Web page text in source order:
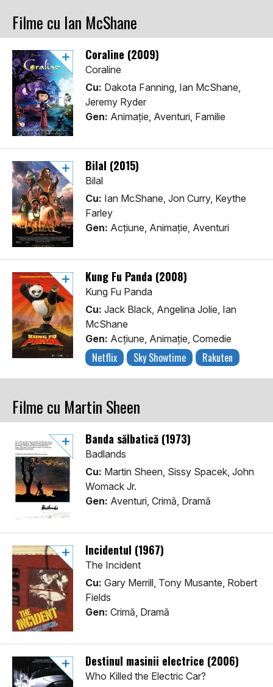
Filme cu Ian McShane
Coraline (2009)
Coraline
Cu: Dakota Fanning, Ian McShane,
Jeremy Ryder
Gen: Animaţie, Aventuri, Familie
Bilal (2015)
Bilal
Cu: Ian McShane, Jon Curry, Keythe
Farley
Gen: Acţiune, Animaţie, Aventuri
Kung Fu Panda (2008)
Kung Fu Panda
Cu: Jack Black, Angelina Jolie, Ian
McShane
Gen: Acţiune, Animaţie, Comedie
Netflix Sky Showtime Rakuten
Filme cu Martin Sheen
Banda sălbatică (1973)
Badlands
Cu: Martin Sheen, Sissy Spacek, John
Womack Jr.
Gen: Aventuri, Crimă, Dramă
Incidentul (1967)
The Incident
Cu: Gary Merrill, Tony Musante, Robert
Fields
Gen: Crimă, Dramă
Destinul masinii electrice (2006)
Who Killed the Electric Car?